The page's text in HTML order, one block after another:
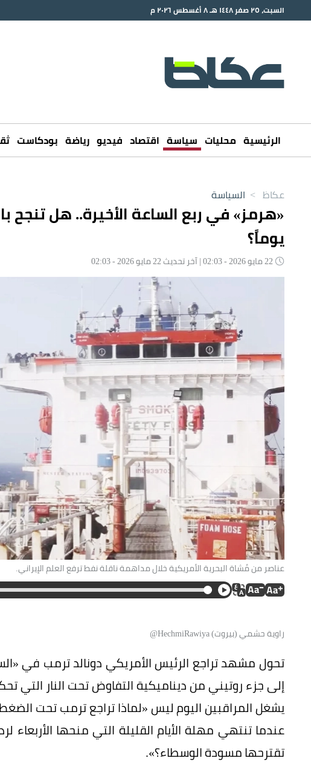
السبت، ٢٥ صفر ١٤٤٨ هـ ٨ أغسطس ٢٠٢٦ م
الرئيسية محليات سياسة اقتصاد فيديو رياضة بودكاست
عكاظ > السياسة
يوماً؟
عناصر من مُشاة البحرية الأمريكية خلال مداهمة ناقلة نفط ترفع العلم الإيراني.
راوية حشمي (بيروت) HechmiRawiya@
تحول مشهد تراجع الرئيس الأمريكي دونالد ترمب في
إلى جزء روتيني من ديناميكية التفاوض تحت النار التي
يشغل المراقبين اليوم ليس «لماذا تراجع ترمب تحت
تقترحها مسودة الوسطاء؟».